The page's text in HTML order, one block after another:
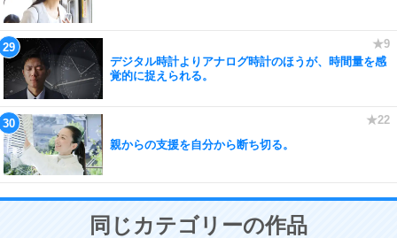
デジタル時計よりアナログ時計のほうが、時間量を感
覚的に捉えられる。
親からの支援を自分から断ち切る。
同じカテゴリーの作品